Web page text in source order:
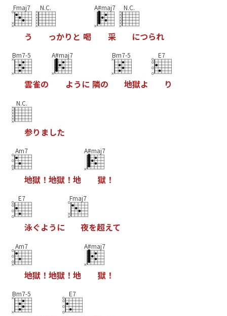
Fmaj7
う
N.C.
っかり と 喝
A#maj7
采
N.C.
につられ
Bm7-5
雲雀の
A#maj7
よう に 隣の
Bm7-5
地獄よ
E7
り
N.C.
参り ました
Am7
地獄！ 地獄！ 地
A#maj7
獄！
E7
泳ぐよう に
Fmaj7
夜を超えて
Am7
地獄！ 地獄！ 地
A#maj7
獄！
Bm7-5 E7